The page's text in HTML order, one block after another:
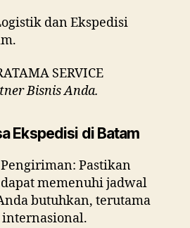
dan Ekspedisi
SERVICE
Bisnis Anda.
Ekspedisi di Batam
Pastikan
memenuhi jadwal
butuhkan, terutama